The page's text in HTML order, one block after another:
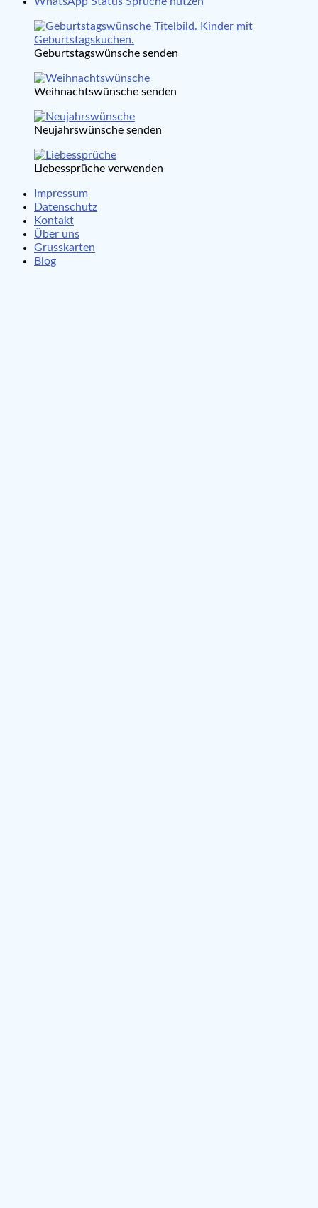
Geburtstagswünsche senden
Weihnachtswünsche senden
Neujahrswünsche senden
Liebessprüche verwenden
Impressum
Datenschutz
Kontakt
Über uns
Grusskarten
Blog